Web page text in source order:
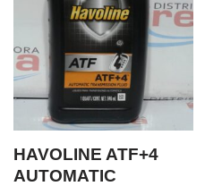
HAVOLINE ATF+4
AUTOMATIC